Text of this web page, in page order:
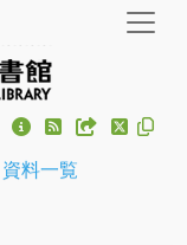
資料一覧